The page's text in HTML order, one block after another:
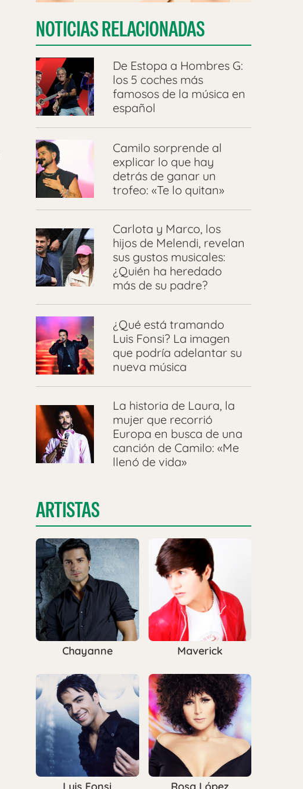
NOTICIAS RELACIONADAS
De Estopa a Hombres G:
los 5 coches más
famosos de la música en
español
Camilo sorprende al
explicar lo que hay
detrás de ganar un
trofeo: «Te lo quitan»
Carlota y Marco, los
hijos de Melendi, revelan
sus gustos musicales:
¿Quién ha heredado
más de su padre?
¿Qué está tramando
Luis Fonsi? La imagen
que podría adelantar su
nueva música
La historia de Laura, la
mujer que recorrió
Europa en busca de una
canción de Camilo: «Me
llenó de vida»
ARTISTAS
Chayanne Maverick